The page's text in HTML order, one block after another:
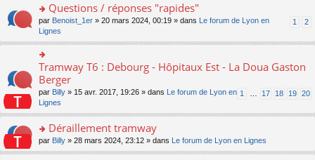
c
e
nt
pl
u
s
ré
c
e
nt
e
n
o
n
lu
le
pl
u
s
ré
c
e
nt
e
s
s
g
n
o
n
lu
le
u
s
ré
ult
er
le
m
e
s
g
o
n
lu
o
s
ult
er
le
m
e
s
s
a
e
Questions / réponses "rapides"
1 2
par Benoist_1er » 20 mars 2024, 00:19 » dans
Le forum de Lyon en
Lignes
o
n
ult
er
le
m
e
s
Tramway T6 : Debourg - Hôpitaux Est - La Doua Gaston
Berger
1 17 18 19 20
par Billy » 15 avr. 2017, 19:26 » dans
Le forum de Lyon en
Lignes
o
n
Déraillement tramway
par Billy » 28 mars 2024, 23:12 » dans Le forum de Lyon en Lignes